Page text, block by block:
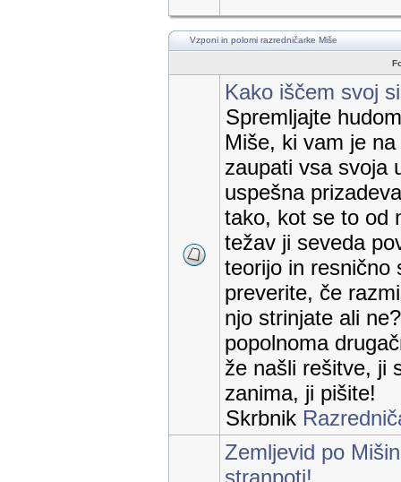
Vzponi in polomi razredničarke Miše
Kako iščem svoj
Spremljajte
Miše, ki vam je
zaupati vsa svoja
uspešna
tako, kot se to od
težav ji seveda
teorijo in resnično
preverite, če
njo strinjate ali
popolnoma
že našli rešitve, ji
zanima, ji pišite!
Skrbnik
Zemljevid po
stranpoti!